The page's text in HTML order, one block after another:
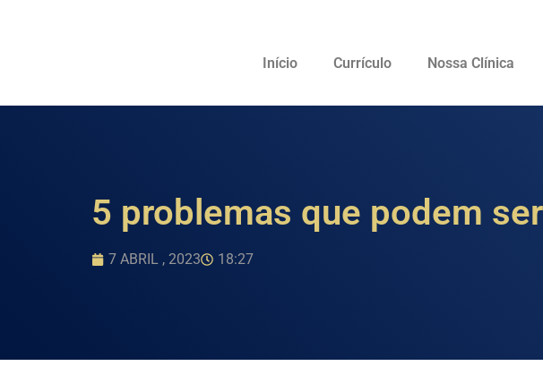
Início Currículo Nossa Clínica
5 problemas que podem
7 ABRIL , 2023 18:27